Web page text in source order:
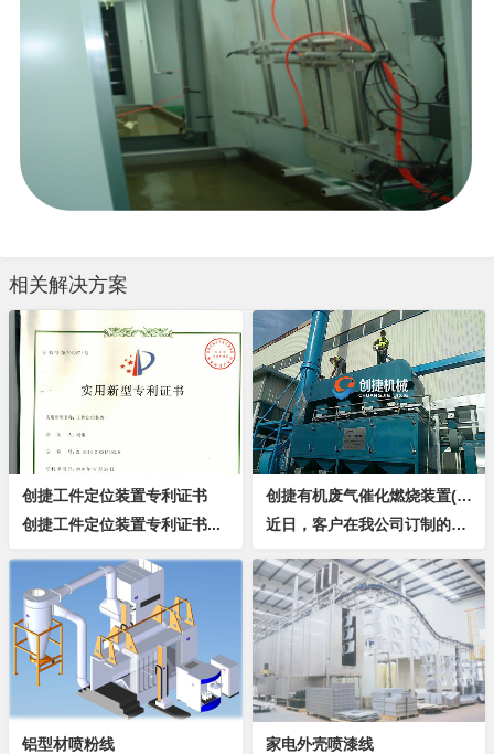
相关解决方案
创捷工件定位装置专利证书
创捷工件定位装置专利证书...
创捷有机废气催化燃烧装置(RCO)帮助客户顺利通过第三方环保检测
近日，客户在我公司订制的有机废气催化燃烧装置（RCO）成功的帮助客户顺利通过了第三方环保检测（注），设备运行平稳，完美解决有机废气VOC，客户表示非常满意！RCO装置主要作用是在催化剂的作用下，将喷漆房等涂装设备的废气中的碳氢化合物在较低温...
铝型材喷粉线
家电外壳喷漆线